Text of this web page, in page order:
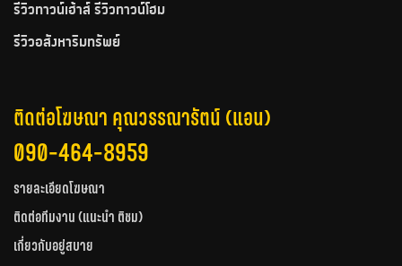
รีวิวทาวน์เฮ้าส์ รีวิวทาวน์โฮม
รีวิวอสังหาริมทรัพย์
ติดต่อโฆษณา คุณวรรณารัตน์ (แอน)
090-464-8959
รายละเอียดโฆษณา
ติดต่อทีมงาน (แนะนำ ติชม)
เกี่ยวกับอยู่สบาย